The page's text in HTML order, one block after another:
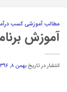
مطالب آموزشی کسب
آموزش
انتشار در تاریخبهمن ۸, ۱۳۹۶